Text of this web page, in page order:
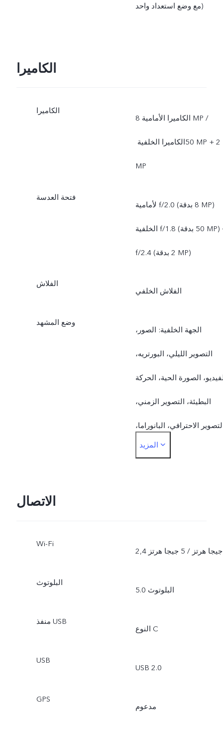
مع وضع استعداد واحد)
الكاميرا
الكاميرا
الكاميرا الأمامية 8‎ MP /
الكاميرا الخلفية ‏‎50 MP + ‏2‎
MP
فتحة العدسة
لأمامية f/2.0 (بدقة ‎8 MP)
الخلفية f/1.8 (بدقة ‎50 MP) +
f/2.4 ‏(بدقة ‎2 MP)
الفلاش
الفلاش الخلفي
وضع المشهد
الجهة الخلفية: الصور،
التصوير الليلي، البورتريه،
الصورة الحية، الحركة
البطيئة، التصوير الزمني،
الاحترافي، البانوراما،
المستندات، العرض المزدوج
المزيد
الاتصال
Wi-Fi
2,4 جيجا هرتز / 5 جيجا هرتز
البلوتوث
البلوتوث 5.0
منفذ USB
النوع C
USB
USB 2.0
GPS
مدعوم